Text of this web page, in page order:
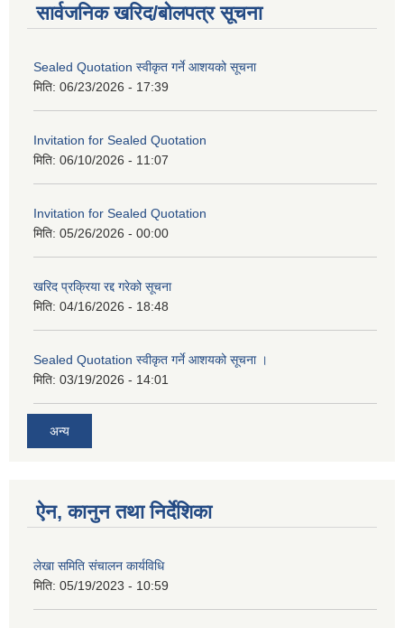
सार्वजनिक खरिद/बोलपत्र सूचना
Sealed Quotation स्वीकृत गर्ने आशयको सूचना
मिति: 06/23/2026 - 17:39
Invitation for Sealed Quotation
मिति: 06/10/2026 - 11:07
Invitation for Sealed Quotation
मिति: 05/26/2026 - 00:00
खरिद प्रक्रिया रद्द गरेको सूचना
मिति: 04/16/2026 - 18:48
Sealed Quotation स्वीकृत गर्ने आशयको सूचना ।
मिति: 03/19/2026 - 14:01
अन्य
ऐन, कानुन तथा निर्देशिका
लेखा समिति संचालन कार्यविधि
मिति: 05/19/2023 - 10:59